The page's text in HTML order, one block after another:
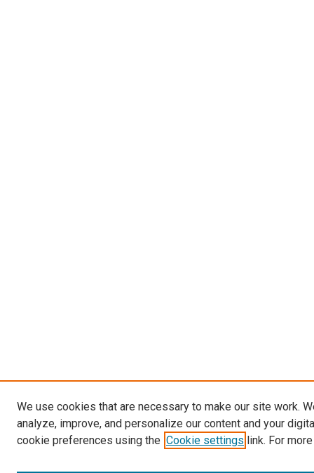
We use cookies that are necessary to make our site work.
analyze, improve, and personalize our content and your
cookie preferences using the Cookie settings link. For